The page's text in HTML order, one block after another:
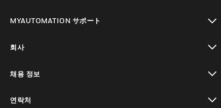
MYAUTOMATION サポート
회사
채용 정보
연락처